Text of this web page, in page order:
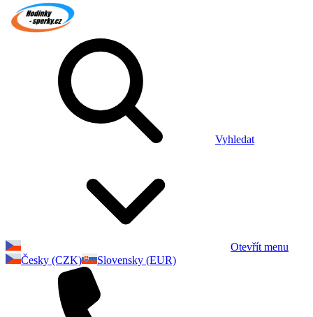
Vyhledat
Otevřít menu
Česky (CZK)
Slovensky (EUR)